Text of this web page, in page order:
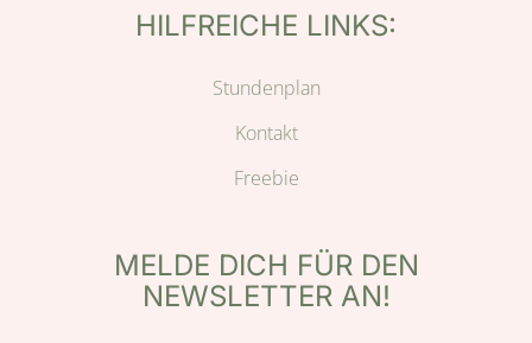
HILFREICHE LINKS:
Stundenplan
Kontakt
Freebie
MELDE DICH FÜR DEN
NEWSLETTER AN!